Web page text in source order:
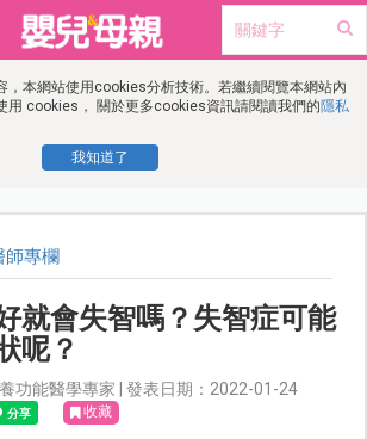
，本網站使用cookies分析技術。若繼續閱覽本網站內
用 cookies， 關於更多cookies資訊請閱讀我們的隱私
我知道了
師專欄
就會失智嗎？失智症可能
呢？
功能醫學專家 | 發表日期：2022-01-24
收藏